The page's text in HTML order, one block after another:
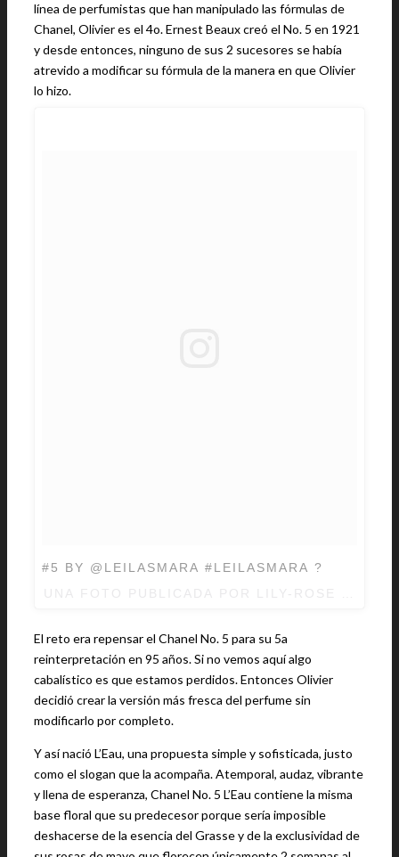
línea de perfumistas que han manipulado las fórmulas de
Chanel, Olivier es el 4o. Ernest Beaux creó el No. 5 en 1921
y desde entonces, ninguno de sus 2 sucesores se había
atrevido a modificar su fórmula de la manera en que Olivier
lo hizo.
#5 BY @LEILASMARA #LEILASMARA ?
El reto era repensar el Chanel No. 5 para su 5a
reinterpretación en 95 años. Si no vemos aquí algo
cabalístico es que estamos perdidos. Entonces Olivier
decidió crear la versión más fresca del perfume sin
modificarlo por completo.
Y así nació L’Eau, una propuesta simple y sofisticada, justo
como el slogan que la acompaña. Atemporal, audaz, vibrante
y llena de esperanza, Chanel No. 5 L’Eau contiene la misma
base floral que su predecesor porque sería imposible
deshacerse de la esencia del Grasse y de la exclusividad de